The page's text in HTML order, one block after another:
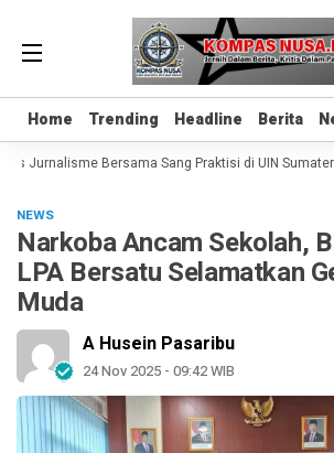
Home Trending Headline Berita
Home Trending Headline Berita
Jurnalisme Bersama Sang Praktisi di UIN Sumatera
NEWS
Narkoba Ancam Sekolah,
LPA Bersatu Selamatkan
Muda
A Husein Pasaribu
24 Nov 2025 - 09:42 WIB